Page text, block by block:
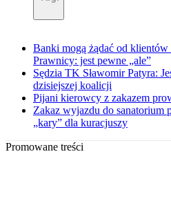
Banki mogą żądać od
Prawnicy: jest pewne „ale”
Sędzia TK Sławomir Patyra:
dzisiejszej koalicji
Pijani kierowcy z zakazem
Zakaz wyjazdu do sanatorium
„kary” dla kuracjuszy
Promowane treści